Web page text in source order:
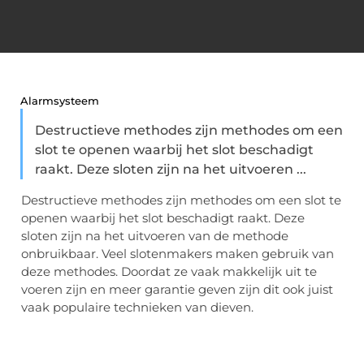
Alarmsysteem
Destructieve methodes zijn methodes om een
slot te openen waarbij het slot beschadigt
raakt. Deze sloten zijn na het uitvoeren ...
Destructieve methodes zijn methodes om een slot te
openen waarbij het slot beschadigt raakt. Deze
sloten zijn na het uitvoeren van de methode
onbruikbaar. Veel slotenmakers maken gebruik van
deze methodes. Doordat ze vaak makkelijk uit te
voeren zijn en meer garantie geven zijn dit ook juist
vaak populaire technieken van dieven.